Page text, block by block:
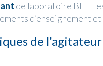
de laboratoire BLET
d’enseignement
de